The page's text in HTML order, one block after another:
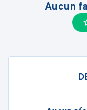
Aucun